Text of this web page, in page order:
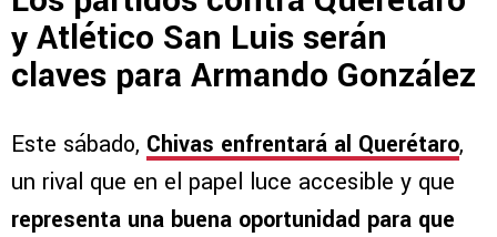
y Atlético San Luis serán
claves para Armando González
Este sábado, Chivas enfrentará al Querétaro,
un rival que en el papel luce accesible y que
representa una buena oportunidad para que